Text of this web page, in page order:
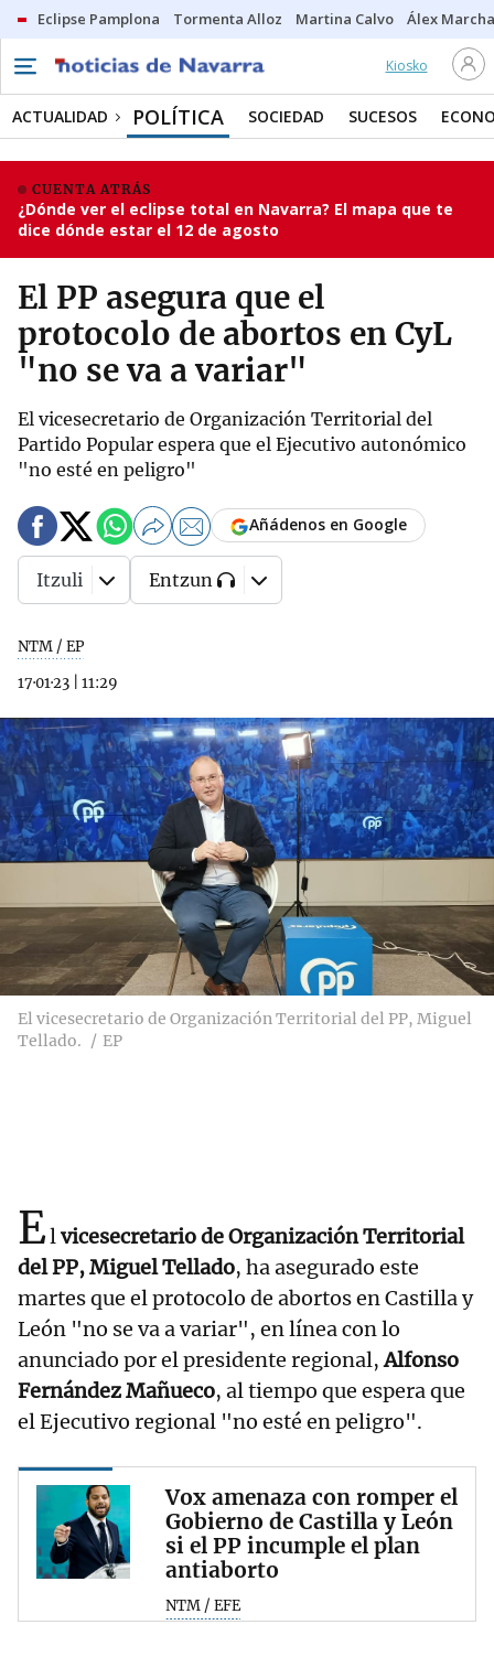
Eclipse Pamplona Tormenta Alloz Martina Calvo Álex
Kiosko
ACTUALIDAD POLÍTICA SOCIEDAD SUCESOS
CUENTA ATRÁS
¿Dónde ver el eclipse total en Navarra? El mapa que te
dice dónde estar el 12 de agosto
El PP asegura que el
protocolo de abortos en CyL
"no se va a variar"
El vicesecretario de Organización Territorial del
Partido Popular espera que el Ejecutivo autonómico
"no esté en peligro"
NTM / EP
17·01·23
11:29
Añádenos en Google
Itzuli Entzun
El vicesecretario de Organización Territorial del PP, Miguel
Tellado.
EP
Elvicesecretario de Organización Territorial
del PP, Miguel Tellado, ha asegurado este
martes que el protocolo de abortos en Castilla y
León "no se va a variar", en línea con lo
anunciado por el presidente regional,Alfonso
Fernández Mañueco, al tiempo que espera que
el Ejecutivo regional "no esté en peligro".
Vox amenaza con romper el
Gobierno de Castilla y León
si el PP incumple el plan
antiaborto
NTM / EFE